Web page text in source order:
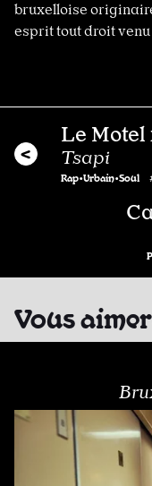
bruxelloise
esprit tout droit venu
Le
Tsapi
Rap•Urbain•Soul
Vous